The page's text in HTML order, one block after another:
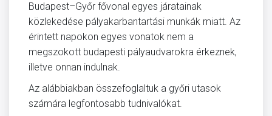
Budapest–Győr fővonal egyes járatainak
közlekedése pályakarbantartási munkák miatt. Az
érintett napokon egyes vonatok nem a
megszokott budapesti pályaudvarokra érkeznek,
illetve onnan indulnak.
Az alábbiakban összefoglaltuk a győri utasok
számára legfontosabb tudnivalókat.